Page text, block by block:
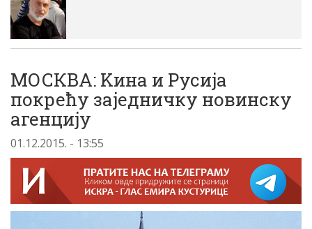
МОСКВА: Kина и Русиjа
покрећу заjедничку новинску
агенциjу
01.12.2015. - 13:55